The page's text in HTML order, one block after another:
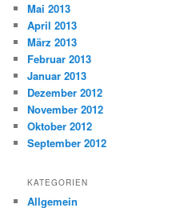
Mai 2013
April 2013
März 2013
Februar 2013
Januar 2013
Dezember 2012
November 2012
Oktober 2012
September 2012
KATEGORIEN
Allgemein